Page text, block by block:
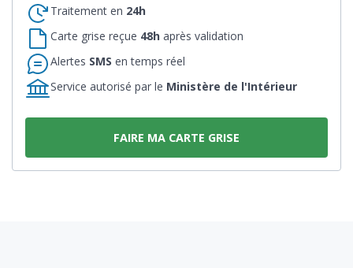
Traitement en 24h
Carte grise reçue 48h après validation
Alertes SMS en temps réel
Service autorisé par le Ministère de l'Intérieur
FAIRE MA CARTE GRISE